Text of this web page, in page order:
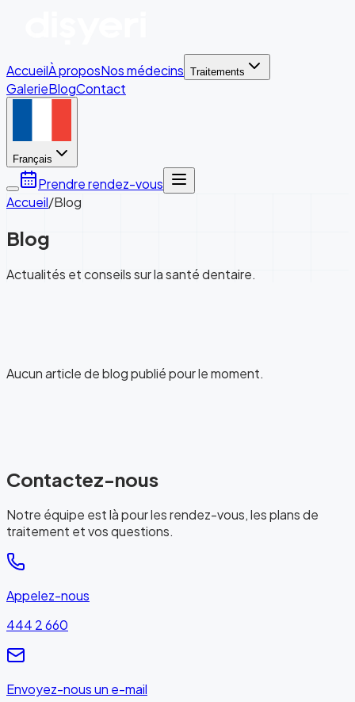
AccueilÀ proposNos médecins Traitements
GalerieBlogContact
Français
Prendre rendez-vous
Accueil/Blog
Blog
Actualités et conseils sur la santé dentaire.
Aucun article de blog publié pour le moment.
Contactez-nous
Notre équipe est là pour les rendez-vous, les plans de
traitement et vos questions.
Appelez-nous
444 2 660
Envoyez-nous un e-mail